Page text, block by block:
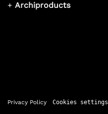
+ Archiproducts
Privacy Policy Cookies settings